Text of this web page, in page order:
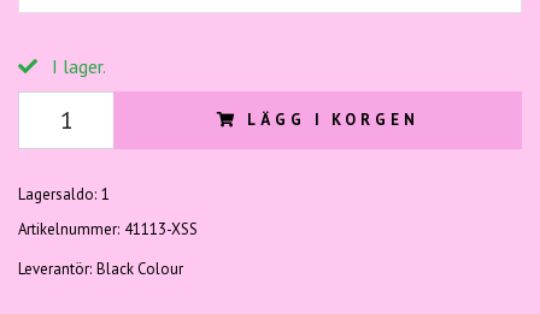
I lager.
LÄGG I KORGEN
Lagersaldo: 1
Artikelnummer: 41113-XSS
Leverantör: Black Colour